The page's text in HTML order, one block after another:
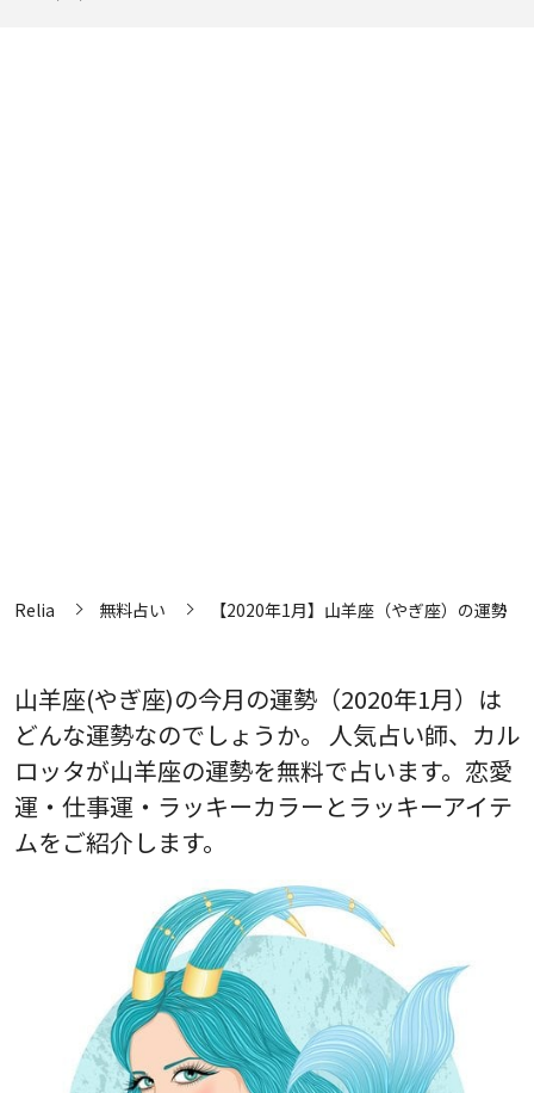
Relia 無料占い 【2020年1月】山羊座（やぎ座）の運勢
山羊座(やぎ座)の今月の運勢（2020年1月）は
どんな運勢なのでしょうか。 人気占い師、カル
ロッタが山羊座の運勢を無料で占います。恋愛
運・仕事運・ラッキーカラーとラッキーアイテ
ムをご紹介します。